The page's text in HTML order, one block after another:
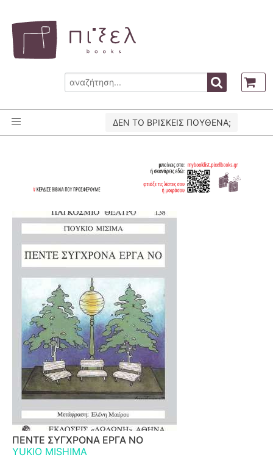
ΔΕΝ ΤΟ ΒΡΙΣΚΕΙΣ ΠΟΥΘΕΝΑ;
ΠΕΝΤΕ ΣΥΓΧΡΟΝΑ ΕΡΓΑ ΝΟ
YUKIO MISHIMA